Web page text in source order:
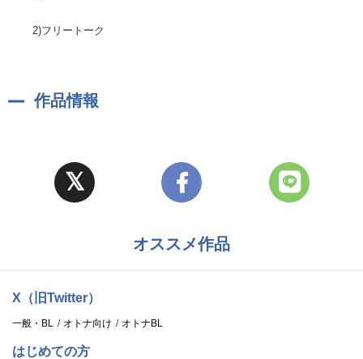
2)フリートーク
作品情報
オススメ作品
X（旧Twitter）
一般・BL オトナ向け オトナBL
はじめての方